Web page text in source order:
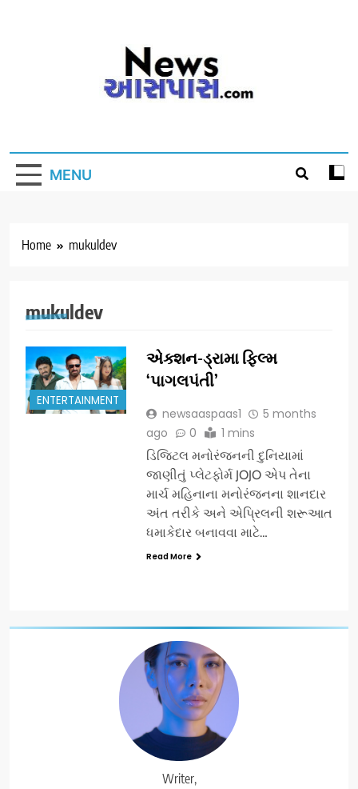
MENU
Home mukuldev
Writer,
mukuldev
ENTERTAINMENT
એક્શન-ડ્રામા ફિલ્મ
‘પાગલપંતી’
newsaaspaas1
5 months
ago
0 1 mins
ડિજિટલ મનોરંજનની દુનિયામાં
જાણીતું પ્લેટફોર્મ JOJO એપ તેના
માર્ચ મહિનાના મનોરંજનના શાનદાર
અંત તરીકે અને એપ્રિલની શરૂઆત
ધમાકેદાર બનાવવા માટે…
Read More